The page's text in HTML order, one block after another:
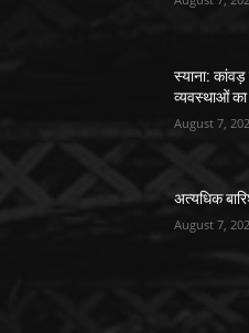
स्याना: कांवड़
व्यवस्थाओं का
August 7,
अत्यधिक
August 7,